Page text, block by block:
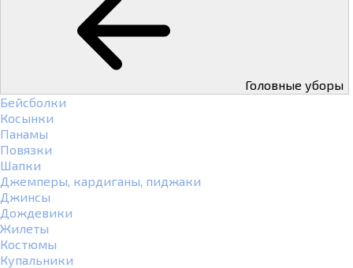
Головные уборы
Бейсболки
Косынки
Панамы
Повязки
Шапки
Джемперы, кардиганы, пиджаки
Джинсы
Дождевики
Жилеты
Костюмы
Купальники